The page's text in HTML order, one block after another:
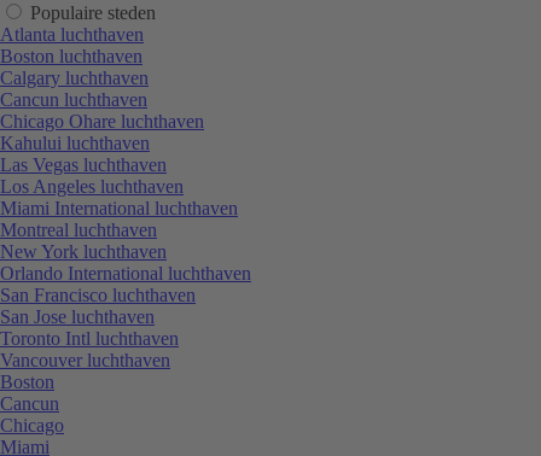
Populaire steden
Atlanta luchthaven
Boston luchthaven
Calgary luchthaven
Cancun luchthaven
Chicago Ohare luchthaven
Kahului luchthaven
Las Vegas luchthaven
Los Angeles luchthaven
Miami International luchthaven
Montreal luchthaven
New York luchthaven
Orlando International luchthaven
San Francisco luchthaven
San Jose luchthaven
Toronto Intl luchthaven
Vancouver luchthaven
Boston
Cancun
Chicago
Miami